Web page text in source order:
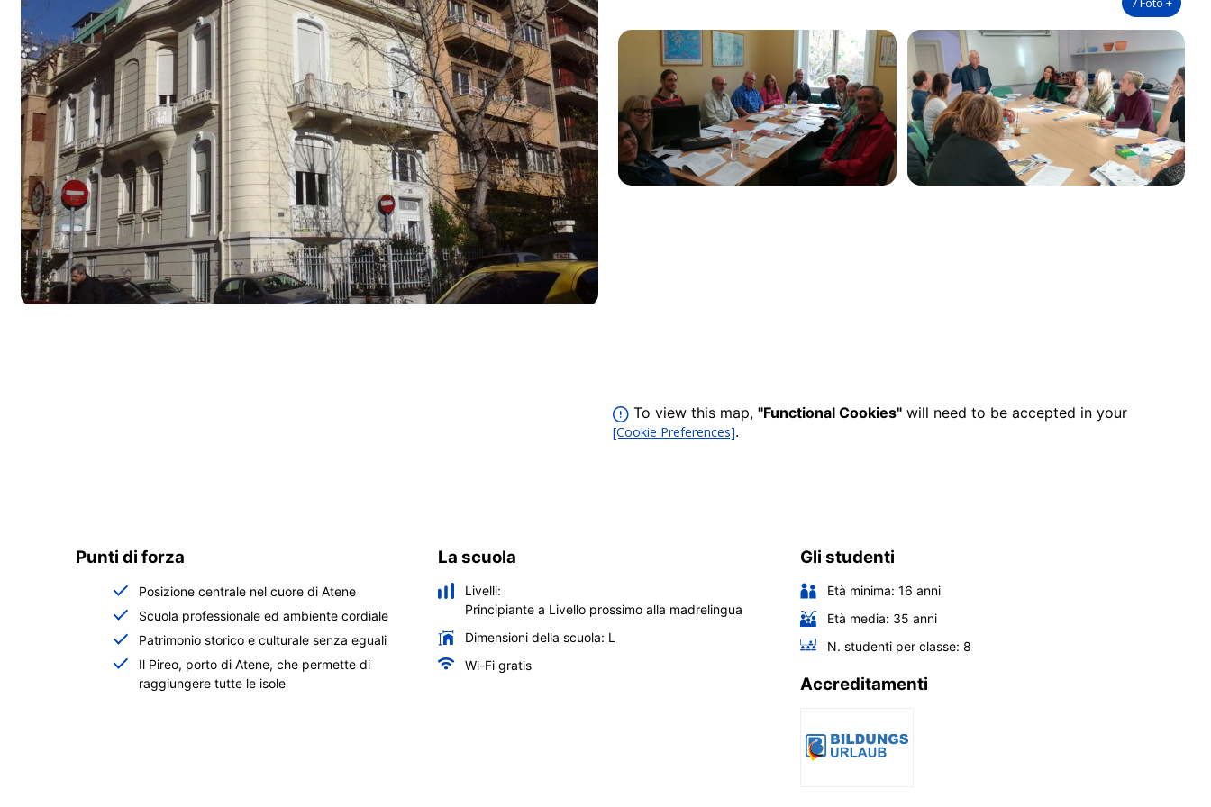
To view this map, "Functional Cookies" will need to be accepted in your
[Cookie Preferences].
Punti di forza
Posizione centrale nel cuore di Atene
Scuola professionale ed ambiente cordiale
Patrimonio storico e culturale senza eguali
Il Pireo, porto di Atene, che permette di
raggiungere tutte le isole
La scuola
Livelli:
Principiante a Livello prossimo alla madrelingua
Dimensioni della scuola: L
Wi-Fi gratis
Gli studenti
Età minima: 16 anni
Età media: 35 anni
N. studenti per classe: 8
Accreditamenti